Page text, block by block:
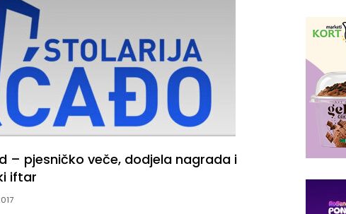
– pjesničko veče, dodjela nagrada i
iftar